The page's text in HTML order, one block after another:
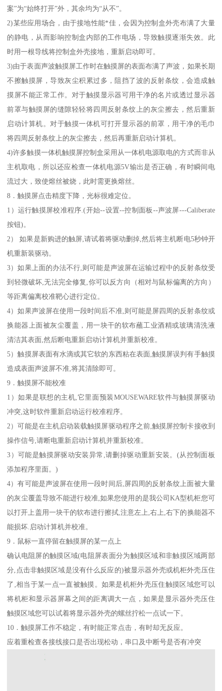
案”为“始终打开”外，其余均为“从不”。
2)某些应用场合，由于接地性能*佳，会因为控制盒外壳布满了大量
的静电，从而影响控制盒内部的工作电场，导致触摸逐渐失效。此
时用一根导线将控制盒外壳接地，重新启动即可。
3)由于表面声波触摸屏工作时在触摸屏的表面布满了声波，如果长期
不擦触摸屏，导致灰尘积累过多，阻挡了波的反射条纹，会造成触
摸屏不能正常工作。对于触摸显示器可用干净的名片或透过显示器
前罩与触摸屏的缝隙轻轻将四周反射条纹上的灰尘擦去，然后重新
启动计算机。对于触摸一体机可打开显示器的前罩，用干净的毛巾
将四周反射条纹上的灰尘擦去，然后再重新启动计算机。
4)许多触摸一体机触摸屏控制盒采用从一体机电源取电的方式而非从
主机取电，所以还应检查一体机电源5V输出是否正确，有时瞬间电
流过大，致使熔丝被烧，此时需更换熔丝。
8．触摸屏点击精度下降，光标很难定位。
1）运行触摸屏校准程序.(开始--设置--控制面板--声波屏---Caliberate
按钮)。
2） 如果是新购进的触屏,请试着将驱动删掉,然后将主机断电5秒钟开
机重新装驱动。
3）如果上面的办法不行,则可能是声波屏在运输过程中的反射条纹受
到轻微破坏,无法完全修复,你可以反方向（相对与鼠标偏离的方向）
等距离偏离校准靶心进行定位。
4）如果声波屏在使用一段时间后不准,则可能是屏四周的反射条纹或
换能器上面被灰尘覆盖，用一块干的软布蘸工业酒精或玻璃清洗液
清洁其表面,然后断电重新启动计算机并重新校准。
5）触摸屏表面有水滴或其它软的东西粘在表面,触摸屏误判有手触摸
造成表面声波屏不准,将其清除即可。
9．触摸屏不能校准
1）如果是联想的主机,它里面预装MOUSEWARE软件与触摸屏驱动
冲突,这时软件重新启动运行校准程序。
2）可能是在主机启动装载触摸屏驱动程序之前,触摸屏控制卡接收到
操作信号,请断电重新启动计算机并重新校准。
3）可能是触摸屏驱动安装异常,请删掉驱动重新安装。(从控制面板
添加程序里面。)
4）有可能是声波屏在使用一段时间后,屏四周的反射条纹上面被大量
的灰尘覆盖导致不能进行校准,如果您使用的是我公司KA型机柜您可
以打开上盖用一块干的软布进行擦拭,注意左上,右上,右下的换能器不
能损坏.启动计算机并校准。
9．鼠标一直停留在触摸屏的某一点上
确认电阻屏的触摸区域(电阻屏表面分为触摸区域和非触摸区域两部
分,点击非触摸区域是没有什么反应的)被显示器外壳或机柜外壳压住
了,相当于某一点一直被触摸。如果是机柜外壳压住触摸区域您可以
将机柜和显示器屏幕之间的距离调大一点，如果是显示器外壳压住
触摸区域您可以试着将显示器外壳的螺丝拧松一点试一下。
10．触摸屏工作不稳定，有时能正常点击，有时却无反应。
应着重检查各接线接口是否出现松动，串口及中断号是否有冲突